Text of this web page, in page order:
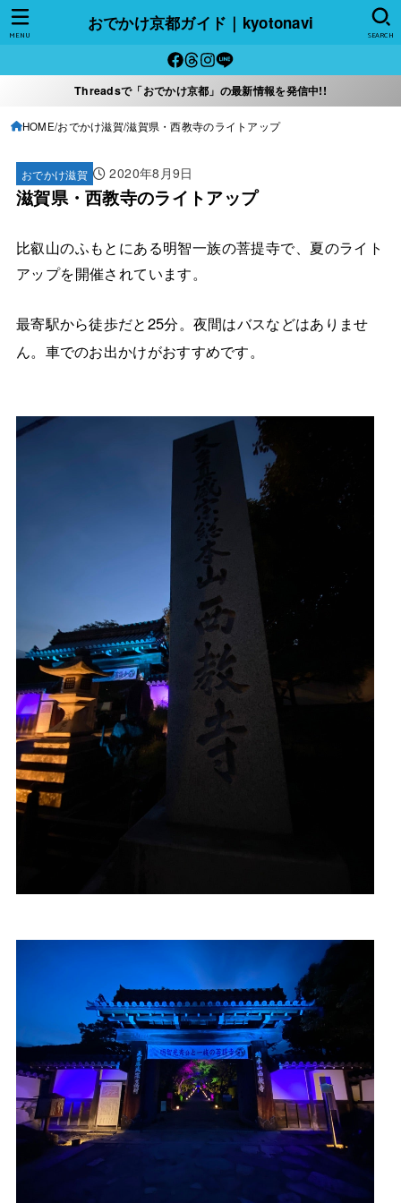
おでかけ京都ガイド｜kyotonavi
SEARCH
MENU
Threadsで「おでかけ京都」の最新情報を発信中!!
HOME おでかけ滋賀 滋賀県・西教寺のライトアップ
おでかけ滋賀 2020年8月9日
滋賀県・西教寺のライトアップ
比叡山のふもとにある明智一族の菩提寺で、夏のライト
アップを開催されています。
最寄駅から徒歩だと25分。夜間はバスなどはありませ
ん。車でのお出かけがおすすめです。